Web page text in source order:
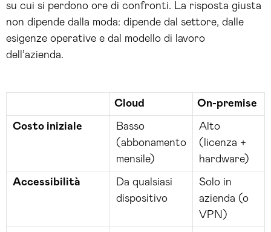
su cui si perdono ore di confronti. La risposta giusta
non dipende dalla moda: dipende dal settore, dalle
esigenze operative e dal modello di lavoro
dell’azienda.
Cloud On-premise
Costo iniziale
Basso
(abbonamento
mensile)
Alto
(licenza +
hardware)
Accessibilità
Da qualsiasi
dispositivo
Solo in
azienda (o
VPN)